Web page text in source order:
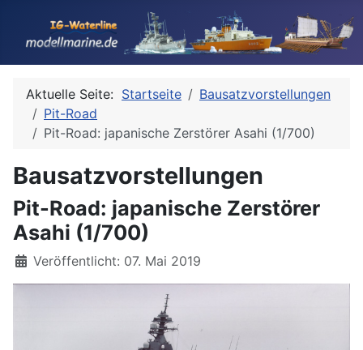
Aktuelle Seite: Startseite
Bausatzvorstellungen
Pit-Road
Pit-Road: japanische Zerstörer Asahi (1/700)
Bausatzvorstellungen
Pit-Road: japanische Zerstörer
Asahi (1/700)
Details
Veröffentlicht: 07. Mai 2019